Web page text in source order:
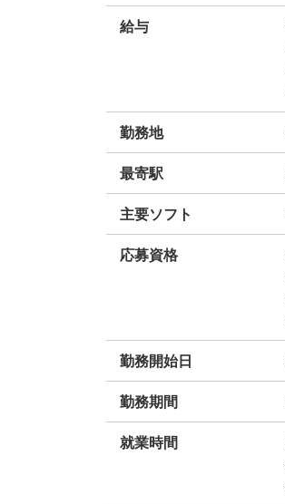
給与
勤務地
最寄駅
主要ソフト
応募資格
勤務開始日
勤務期間
就業時間